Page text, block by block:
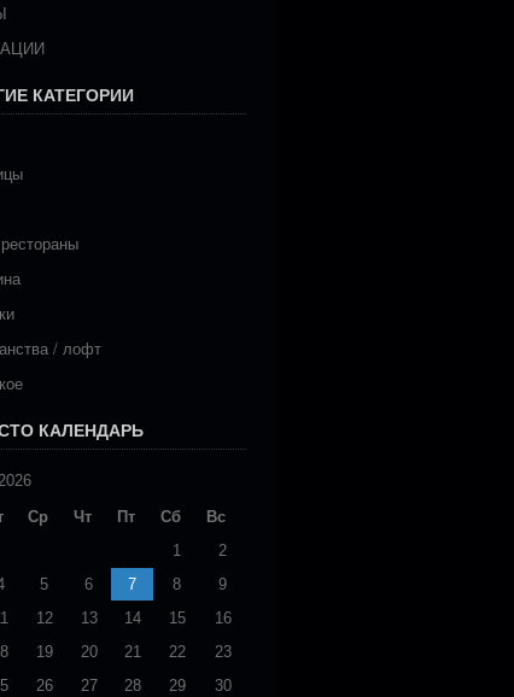
КАТЕГОРИИ
/ лофт
КАЛЕНДАРЬ
Ср Чт Пт Сб Вс
1
2
5 6 7 8
9
12 13 14 15
16
19 20 21 22
23
26 27 28 29
30